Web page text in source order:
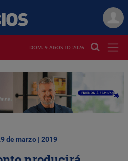
DOM. 9 AGOSTO 2026
de marzo | 2019